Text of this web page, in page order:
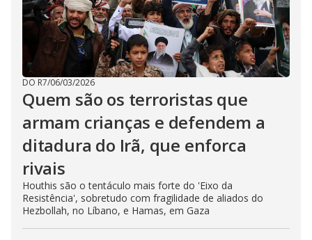
DO R7/06/03/2026
Quem são os terroristas que
armam crianças e defendem a
ditadura do Irã, que enforca
rivais
Houthis são o tentáculo mais forte do 'Eixo da
Resistência', sobretudo com fragilidade de aliados do
Hezbollah, no Líbano, e Hamas, em Gaza